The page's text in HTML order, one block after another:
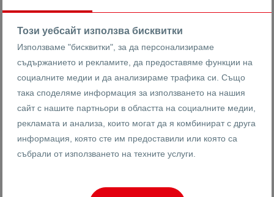
Реф #
Площ
Този уебсайт използва бисквитки
Използваме "бисквитки", за да персонализираме
съдържанието и рекламите, да предоставяме функции на
социалните медии и да анализираме трафика си. Също
така споделяме информация за използването на нашия
сайт с нашите партньори в областта на социалните медии,
рекламата и анализа, които могат да я комбинират с друга
информация, която сте им предоставили или която са
събрали от използването на техните услуги.